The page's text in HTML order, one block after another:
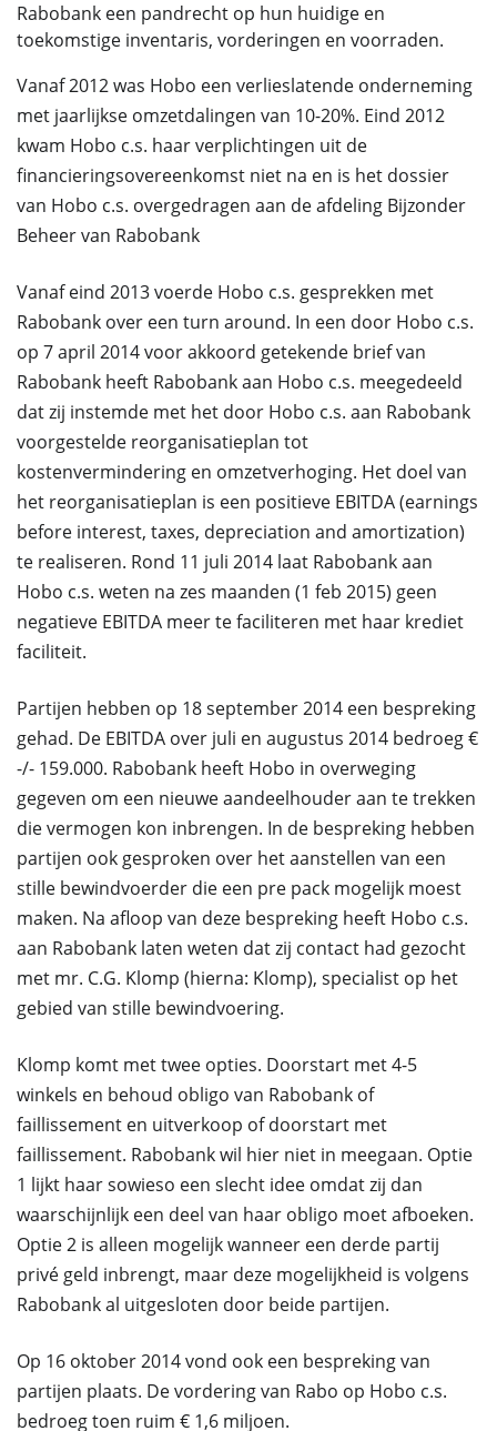
Rabobank een pandrecht op hun huidige en
toekomstige inventaris, vorderingen en voorraden.
Vanaf 2012 was Hobo een verlieslatende onderneming
met jaarlijkse omzetdalingen van 10-20%. Eind 2012
kwam Hobo c.s. haar verplichtingen uit de
financieringsovereenkomst niet na en is het dossier
van Hobo c.s. overgedragen aan de afdeling Bijzonder
Beheer van Rabobank
Vanaf eind 2013 voerde Hobo c.s. gesprekken met
Rabobank over een turn around. In een door Hobo c.s.
op 7 april 2014 voor akkoord getekende brief van
Rabobank heeft Rabobank aan Hobo c.s. meegedeeld
dat zij instemde met het door Hobo c.s. aan Rabobank
voorgestelde reorganisatieplan tot
kostenvermindering en omzetverhoging. Het doel van
het reorganisatieplan is een positieve EBITDA (earnings
before interest, taxes, depreciation and amortization)
te realiseren. Rond 11 juli 2014 laat Rabobank aan
Hobo c.s. weten na zes maanden (1 feb 2015) geen
negatieve EBITDA meer te faciliteren met haar krediet
faciliteit.
Partijen hebben op 18 september 2014 een bespreking
gehad. De EBITDA over juli en augustus 2014 bedroeg €
-/- 159.000. Rabobank heeft Hobo in overweging
gegeven om een nieuwe aandeelhouder aan te trekken
die vermogen kon inbrengen. In de bespreking hebben
partijen ook gesproken over het aanstellen van een
stille bewindvoerder die een pre pack mogelijk moest
maken. Na afloop van deze bespreking heeft Hobo c.s.
aan Rabobank laten weten dat zij contact had gezocht
met mr. C.G. Klomp (hierna: Klomp), specialist op het
gebied van stille bewindvoering.
Klomp komt met twee opties. Doorstart met 4-5
winkels en behoud obligo van Rabobank of
faillissement en uitverkoop of doorstart met
faillissement. Rabobank wil hier niet in meegaan. Optie
1 lijkt haar sowieso een slecht idee omdat zij dan
waarschijnlijk een deel van haar obligo moet afboeken.
Optie 2 is alleen mogelijk wanneer een derde partij
privé geld inbrengt, maar deze mogelijkheid is volgens
Rabobank al uitgesloten door beide partijen.
Op 16 oktober 2014 vond ook een bespreking van
partijen plaats. De vordering van Rabo op Hobo c.s.
bedroeg toen ruim € 1,6 miljoen.